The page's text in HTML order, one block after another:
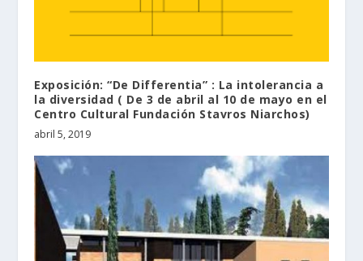
Exposición: “De Differentia” : La intolerancia a
la diversidad ( De 3 de abril al 10 de mayo en el
Centro Cultural Fundación Stavros Niarchos)
abril 5, 2019